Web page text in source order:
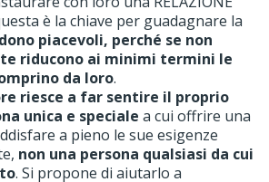
è la chiave per guadagnare la
piacevoli, perché se non
riducono ai minimi termini le
da loro.
riesce a far sentire il proprio
unica e speciale a cui offrire una
a pieno le sue esigenze
non una persona qualsiasi da cui
. Si propone di aiutarlo a